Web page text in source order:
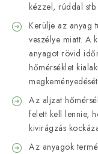
kézzel, rúddal
Kerülje az anyag
veszélye miatt. A
anyagot rövid
hőmérséklet
Az aljzat
felett kell lennie,
kivirágzás
Az anyagok